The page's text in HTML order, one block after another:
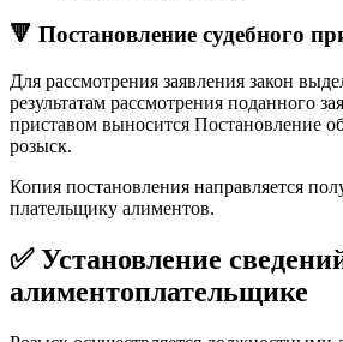
🔻 Постановление судебного
Для рассмотрения заявления закон
результатам рассмотрения поданного
приставом выносится Постановление
розыск.
Копия постановления направляется
плательщику алиментов.
✅ Установление
алиментоплательщике